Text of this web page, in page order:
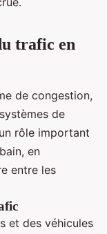
trafic en
de congestion,
de
rôle important
en
entre les
et des véhicules